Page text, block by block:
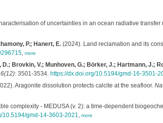
of uncertainties in an ocean radiative
P.; Hanert, E.(2024). Land reclamation and its
, more
Brovkin, V.; Munhoven, G.; Börker, J.; Hartmann, J.;
: 3501-3534. https://dx.doi.org/10.5194/gmd-16-3501-
Aragonite dissolution protects calcite at the seafloor.
complexity - MEDUSA (v. 2): a time-dependent
10.5194/gmd-14-3603-2021, more